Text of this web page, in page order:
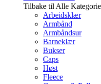
Tilbake til Alle
Arbeidsklær
Armbånd
Armbåndsur
Barneklær
Bukser
Caps
Høst
Fleece